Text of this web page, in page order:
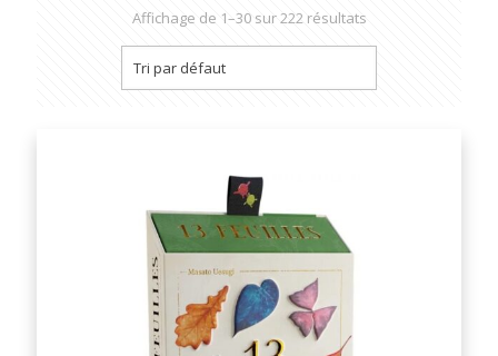
Affichage de 1–30 sur 222 résultats